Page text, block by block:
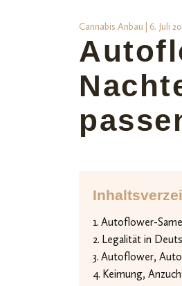
Cannabis Anbau | 6. Juli
Autoflower-
Legalität in
Autoflower,
Keimung,